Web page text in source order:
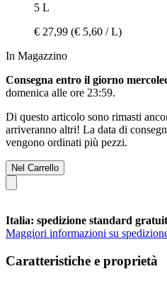
5 L
€ 27,99 (€ 5,60 / L)
In Magazzino
Consegna entro il giorno
domenica alle ore 23:59.
Di questo articolo sono rimasti
arriveranno altri! La data di
vengono ordinati più pezzi.
Nel Carrello
Italia: spedizione standard
Maggiori informazioni su
Caratteristiche e proprietà